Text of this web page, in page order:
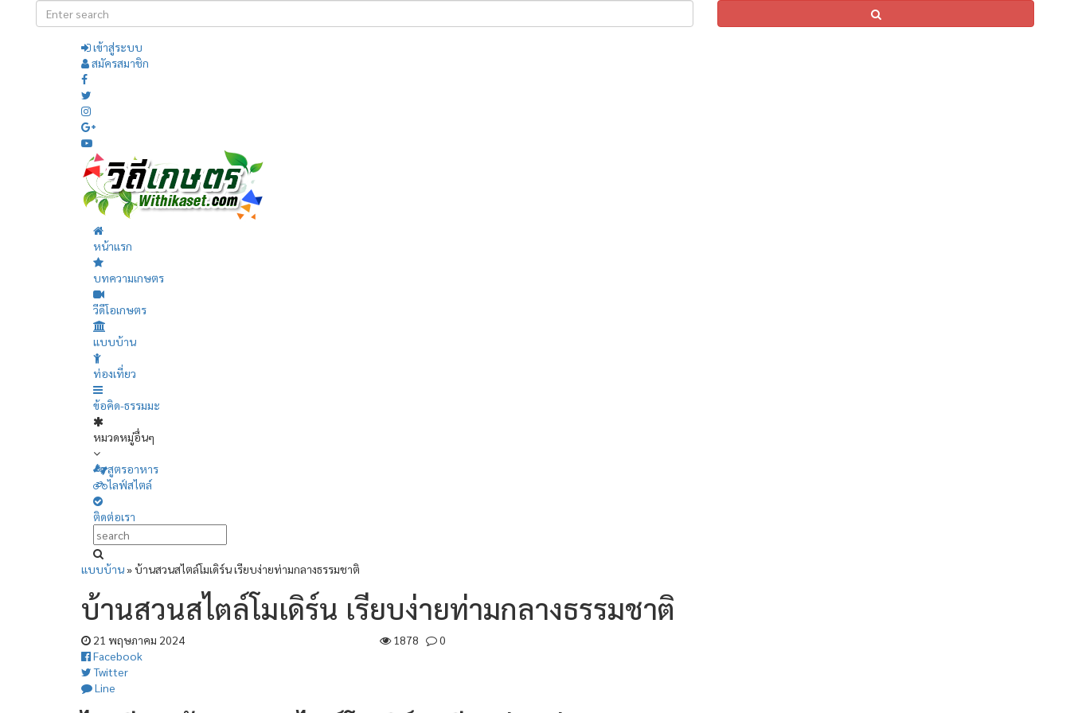
เข้าสู่ระบบ
สมัครสมาชิก
หน้าแรก
บทความเกษตร
วีดีโอเกษตร
แบบบ้าน
ท่องเที่ยว
ข้อคิด-ธรรมมะ
หมวดหมู่อื่นๆ
สูตรอาหาร
ไลฟ์สไตล์
ติดต่อเรา
แบบบ้าน»บ้านสวนสไตล์โมเดิร์น เรียบง่ายท่ามกลางธรรมชาติ
บ้านสวนสไตล์โมเดิร์น เรียบง่ายท่ามกลางธรรมชาติ
21 พฤษภาคม 2024 1878
0
Facebook
Twitter
Line